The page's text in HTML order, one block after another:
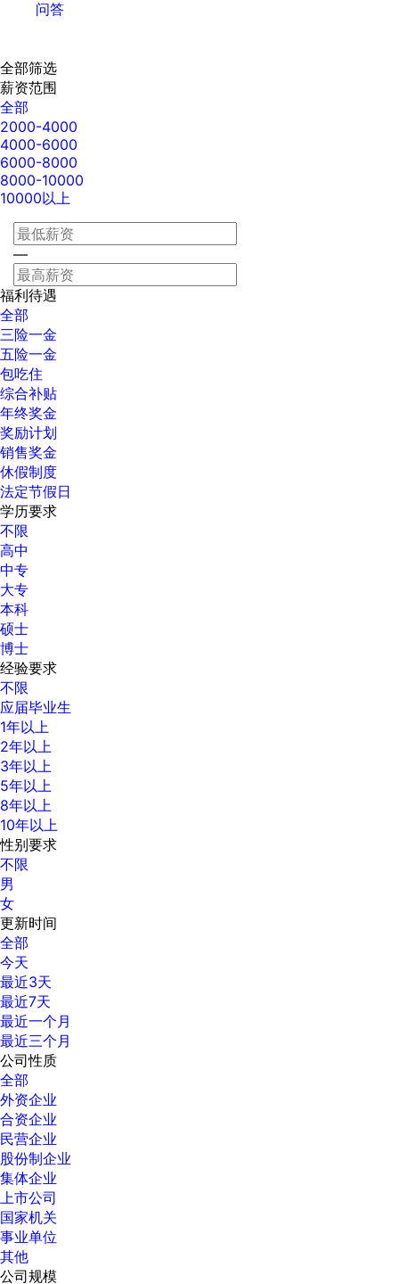
问答
全部筛选
薪资范围
全部
2000-4000
4000-6000
6000-8000
8000-10000
10000以上
—
福利待遇
全部
三险一金
五险一金
包吃住
综合补贴
年终奖金
奖励计划
销售奖金
休假制度
法定节假日
学历要求
不限
高中
中专
大专
本科
硕士
博士
经验要求
不限
应届毕业生
1年以上
2年以上
3年以上
5年以上
8年以上
10年以上
性别要求
不限
男
女
更新时间
全部
今天
最近3天
最近7天
最近一个月
最近三个月
公司性质
全部
外资企业
合资企业
民营企业
股份制企业
集体企业
上市公司
国家机关
事业单位
其他
公司规模